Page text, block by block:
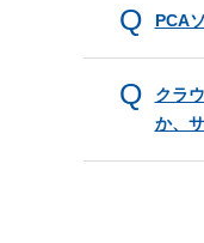
PCA
クラ
か、